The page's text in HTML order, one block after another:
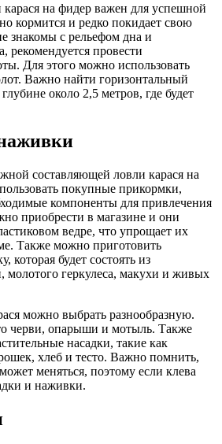
на фидер важен для успешной
кормится и редко покидает свою
знакомы с рельефом дна и
рекомендуется провести
Для этого можно использовать
Важно найти горизонтальный
около 2,5 метров, где будет
составляющей ловли карася на
покупные прикормки,
компоненты для привлечения
приобрести в магазине и они
ведре, что упрощает их
Также можно приготовить
которая будет состоять из
молотого геркулеса, макухи и живых
можно выбрать разнообразную.
черви, опарыши и мотыль. Также
насадки, такие как
хлеб и тесто. Важно помнить,
меняться, поэтому если клева
и наживки.